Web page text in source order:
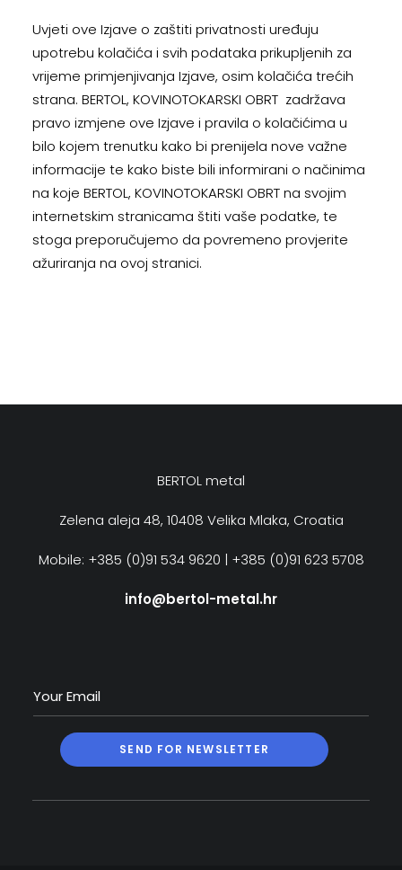
Uvjeti ove Izjave o zaštiti privatnosti uređuju
upotrebu kolačića i svih podataka prikupljenih za
vrijeme primjenjivanja Izjave, osim kolačića trećih
strana. BERTOL, KOVINOTOKARSKI OBRT zadržava
pravo izmjene ove Izjave i pravila o kolačićima u
bilo kojem trenutku kako bi prenijela nove važne
informacije te kako biste bili informirani o načinima
na koje BERTOL, KOVINOTOKARSKI OBRT na svojim
internetskim stranicama štiti vaše podatke, te
stoga preporučujemo da povremeno provjerite
ažuriranja na ovoj stranici.
BERTOL metal
Zelena aleja 48, 10408 Velika Mlaka, Croatia
Mobile: +385 (0)91 534 9620 | +385 (0)91 623 5708
info@bertol-metal.hr